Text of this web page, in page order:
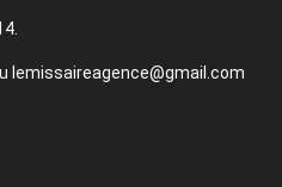
lemissaireagence@gmail.com